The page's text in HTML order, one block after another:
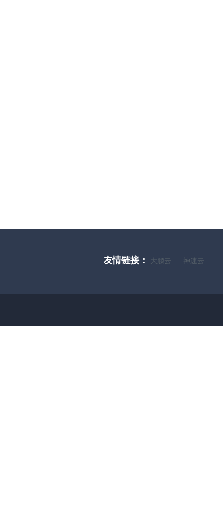
友情链接： 大鹏云 神速云